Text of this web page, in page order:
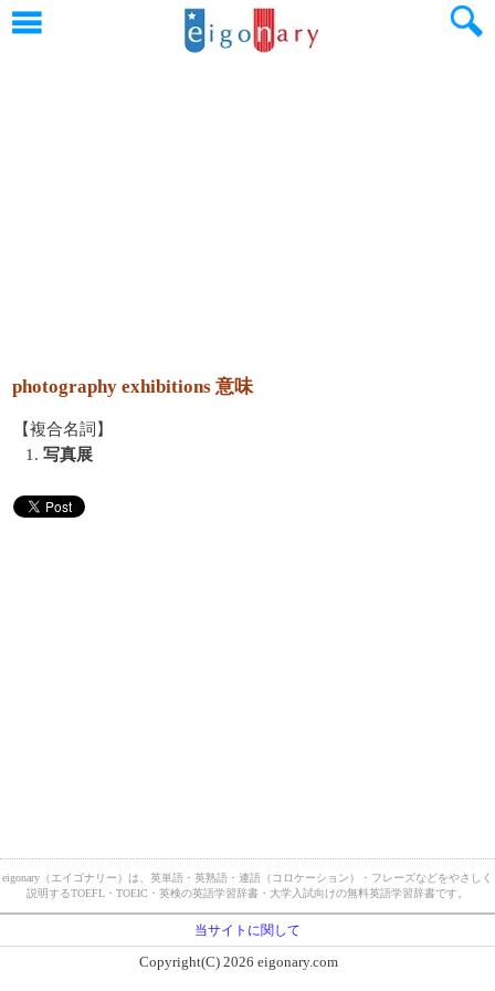
photography exhibitions 意味
【複合名詞】
1. 写真展
eigonary（エイゴナリー）は、英単語・英熟語・連語（コロケーション）・フレーズなどをやさしく
説明するTOEFL・TOEIC・英検の英語学習辞書・大学入試向けの無料英語学習辞書です。
当サイトに関して
Copyright(C) 2026 eigonary.com